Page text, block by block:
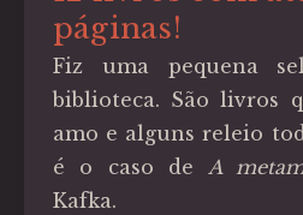
páginas!
Fiz uma pequena
biblioteca. São livros
amo e alguns releio
é o caso de A
Kafka.